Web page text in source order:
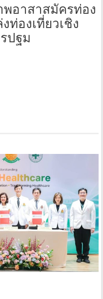
อาสาสมัครท่อง
ท่องเที่ยวเชิง
ปฐม